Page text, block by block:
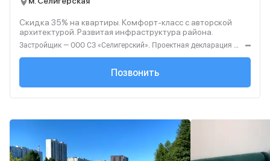
Скидка 35% на квартиры. Комфорт‑класс с авторской
архитектурой. Развитая инфраструктура района.
Застройщик — ООО СЗ «Селигерский». Проектная декларация — наш.дом.рф. Акция до 28.02.26. Не оферта. Подробности — Level.ru
+7 (495) 127-68-...
Позвонить